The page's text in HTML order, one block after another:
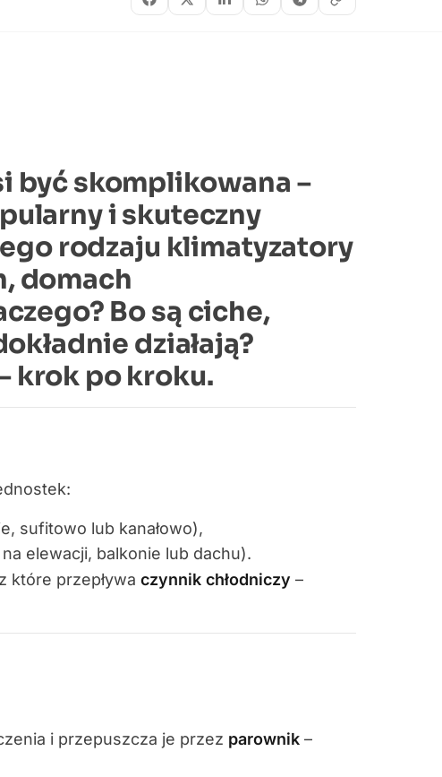
być skomplikowana –
i skuteczny
rodzaju klimatyzatory
domach
Bo są ciche,
działają?
krok po kroku.
sufitowo lub kanałowo),
elewacji, balkonie lub dachu).
które przepływa czynnik chłodniczy –
i przepuszcza je przez parownik –